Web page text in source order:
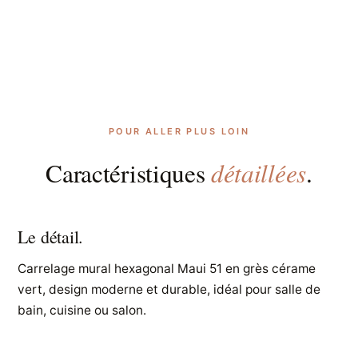
POUR ALLER PLUS LOIN
Caractéristiquesdétaillées.
Le détail.
Carrelage mural hexagonal Maui 51 en grès cérame
vert, design moderne et durable, idéal pour salle de
bain, cuisine ou salon.